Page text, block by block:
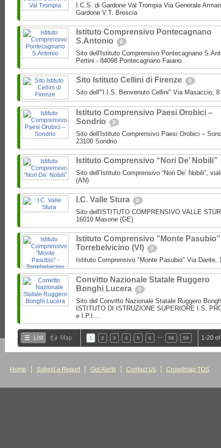
I.C.S. di Gardone Val Trompia Via Generale
Gardone V.T. Brescia
Istituto Comprensivo Pontecagnano
S.Antonio
0
Sito dell'Istituto Comprensivo Pontecagnano
Pertini - 84098 Pontecagnano Faiano
Sito Istituto Cellini di Firenze 0
Sito dell'"I.I.S. Benvenuto Cellini" Via Masaccio, 8
Istituto Comprensivo Paesi Orobici –
Sondrio
0
Sito dell'Istituto Comprensivo Paesi Orobici –
23100 Sondrio
Istituto Comprensivo “Nori De’ Nobili”
Sito dell’Istituto Comprensivo “Nori De’ Nobili”,
(AN)
I.C. Valle Stura 0
Sito dell'ISTITUTO COMPRENSIVO VALLE
16010 Masone (GE)
Istituto Comprensivo "Monte
Torrebelvicino (VI)
0
Istituto Comprensivo "Monte Pasubio" Via Dante,
Convitto Nazionale Statale Ruggero
Bonghi Lucera
0
Sito del Convitto Nazionale Statale Ruggero
ISTITUTO DI ISTRUZIONE SUPERIORE I.S.
e I.P.I....
List Map 1 2 3 4 5 6 58 59 1-20
Home Submit a Report Get Alerts Contact Us Crowdmap TOS